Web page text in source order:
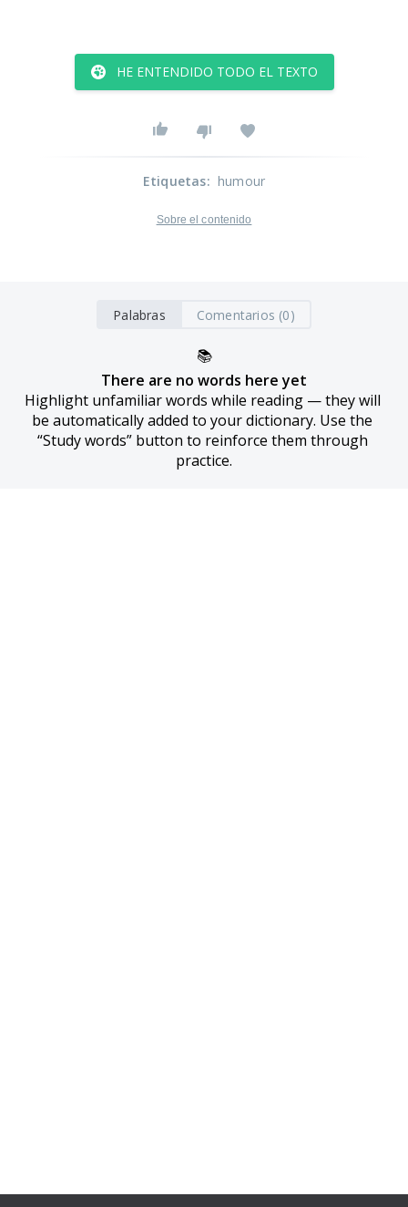
HE ENTENDIDO TODO EL TEXTO
Etiquetas: humour
Sobre el contenido
Palabras Comentarios (0)
📚
There are no words here yet
Highlight unfamiliar words while reading — they will
be automatically added to your dictionary. Use the
“Study words” button to reinforce them through
practice.